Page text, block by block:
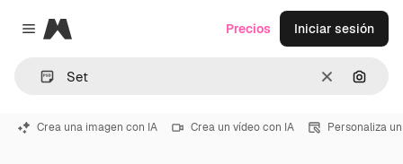
Close menu
Magnific
Borrar
Precios Iniciar sesión
Crea una imagen con IA Crea un vídeo con IA Personaliza